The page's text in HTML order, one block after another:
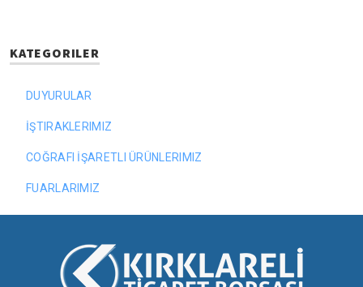
KATEGORILER
DUYURULAR
İŞTIRAKLERIMIZ
COĞRAFI İŞARETLI ÜRÜNLERIMIZ
FUARLARIMIZ